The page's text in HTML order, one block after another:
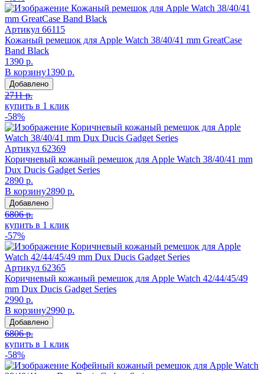
Артикул 66115
Кожаный ремешок для Apple Watch 38/40/41 mm GreatCase
Band Black
1390 р.
В корзину1390 р.
Добавлено
2711 р.
купить в 1 клик
-58%
Артикул 62369
Коричневый кожаный ремешок для Apple Watch 38/40/41 mm
Dux Ducis Gadget Series
2890 р.
В корзину2890 р.
Добавлено
6806 р.
купить в 1 клик
-57%
Артикул 62365
Коричневый кожаный ремешок для Apple Watch 42/44/45/49
mm Dux Ducis Gadget Series
2990 р.
В корзину2990 р.
Добавлено
6806 р.
купить в 1 клик
-58%